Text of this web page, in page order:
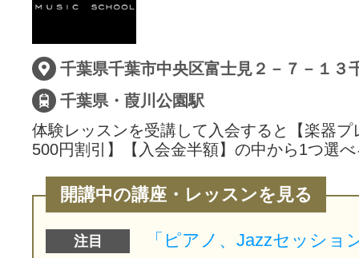
サイトマッ
千葉県千葉市中央区富士見２－７－１３
千葉県・葭川公園駅
体験レッスンを受講して入会すると【楽器プ
500円割引】【入会金半額】の中から1つ選
開講中の講座・レッスンを見る
注目